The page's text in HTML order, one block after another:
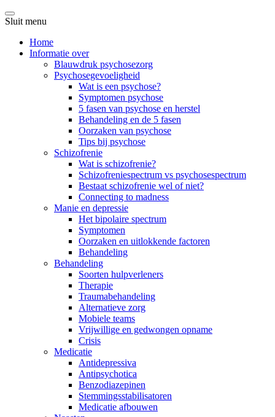
Sluit menu
Home
Informatie over
Blauwdruk psychosezorg
Psychosegevoeligheid
Wat is een psychose?
Symptomen psychose
5 fasen van psychose en herstel
Behandeling en de 5 fasen
Oorzaken van psychose
Tips bij psychose
Schizofrenie
Wat is schizofrenie?
Schizofreniespectrum vs psychosespectrum
Bestaat schizofrenie wel of niet?
Connecting to madness
Manie en depressie
Het bipolaire spectrum
Symptomen
Oorzaken en uitlokkende factoren
Behandeling
Behandeling
Soorten hulpverleners
Therapie
Traumabehandeling
Alternatieve zorg
Mobiele teams
Vrijwillige en gedwongen opname
Crisis
Medicatie
Antidepressiva
Antipsychotica
Benzodiazepinen
Stemmingsstabilisatoren
Medicatie afbouwen